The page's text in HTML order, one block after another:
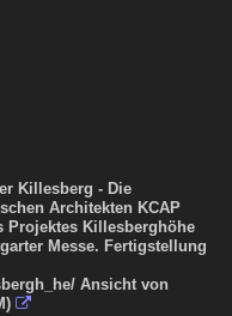
Killesberg - Die
Architekten KCAP
Projektes Killesberghöhe
Messe. Fertigstellung
Ansicht von
